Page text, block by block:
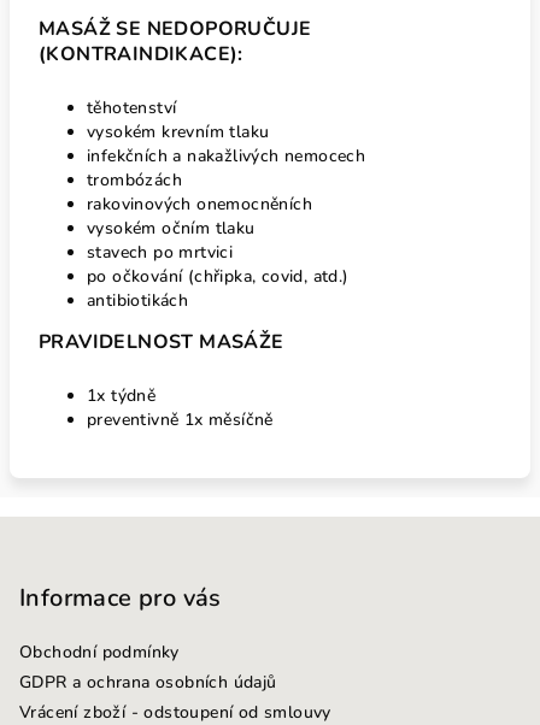
MASÁŽ SE NEDOPORUČUJE
(KONTRAINDIKACE):
těhotenství
vysokém krevním tlaku
infekčních a nakažlivých nemocech
trombózách
rakovinových onemocněních
vysokém očním tlaku
stavech po mrtvici
po očkování (chřipka, covid, atd.)
antibiotikách
PRAVIDELNOST MASÁŽE
1x týdně
preventivně 1x měsíčně
Informace pro vás
Obchodní podmínky
GDPR a ochrana osobních údajů
Vrácení zboží - odstoupení od smlouvy